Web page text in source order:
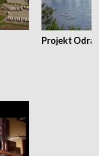
Projekt Odra